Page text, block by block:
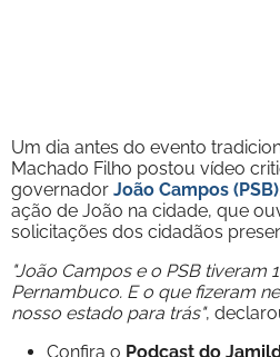
Um dia antes do evento
Machado Filho postou vídeo
governador João Campos (PSB)
ação de João na cidade, que
solicitações dos cidadãos
"João Campos e o PSB tiveram
Pernambuco. E o que fizeram
nosso estado para trás",
Confira o Podcast do